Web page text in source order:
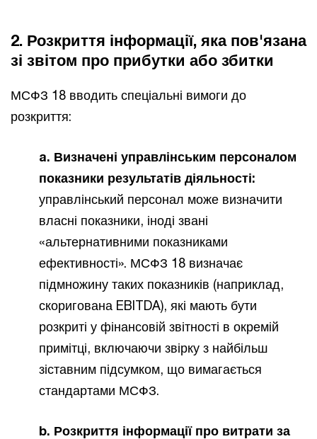
2. Розкриття інформації, яка пов'язана
зі звітом про прибутки або збитки
МСФЗ 18 вводить спеціальні вимоги до
розкриття:
a. Визначені управлінським персоналом
показники результатів діяльності:
управлінський персонал може визначити
власні показники, іноді звані
«альтернативними показниками
ефективності». МСФЗ 18 визначає
підмножину таких показників (наприклад,
скоригована EBITDA), які мають бути
розкриті у фінансовій звітності в окремій
примітці, включаючи звірку з найбільш
зіставним підсумком, що вимагається
стандартами МСФЗ.
b. Розкриття інформації про витрати за